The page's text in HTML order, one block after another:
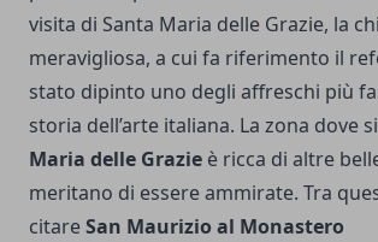
visita di Santa Maria delle Grazie, la
meravigliosa, a cui fa riferimento il
stato dipinto uno degli affreschi più
storia dell’arte italiana. La zona dove
Maria delle Grazie è ricca di altre
meritano di essere ammirate. Tra
citareSan Maurizio al Monastero